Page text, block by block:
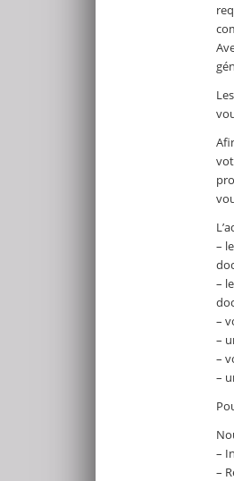
–
–
–
–
–
–
–
–